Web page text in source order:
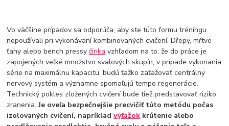
Vo väčšine prípadov sa odporúča, aby ste túto formu tréningu
nepoužívali pri vykonávaní kombinovaných cvičení. Dřepy, mŕtve
ťahy alebo bench pressyčinka vzhľadom na to, že do práce je
zapojených veľké množstvo svalových skupín, v prípade vykonania
série na maximálnu kapacitu, budú ťažko zaťažovať centrálny
nervový systém a významne spomaľujú tempo regenerácie.
Technický pokles zložených cvičení bude tiež predstavovať riziko
zranenia.Je oveľa bezpečnejšie precvičiť túto metódu počas
izolovaných cvičení, napríkladvýťažok krútenie alebo